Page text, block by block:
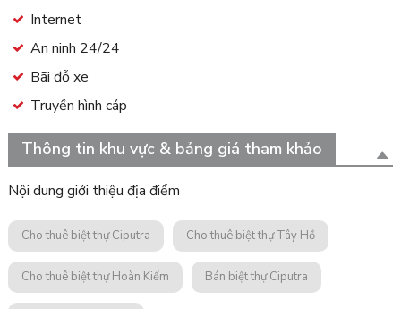
Internet
An ninh 24/24
Bãi đỗ xe
Truyền hình cáp
Thông tin khu vực & bảng giá tham khảo
Nội dung giới thiệu địa điểm
Cho thuê biệt thự Ciputra Cho thuê biệt thự Tây Hồ
Cho thuê biệt thự Hoàn Kiếm Bán biệt thự Ciputra